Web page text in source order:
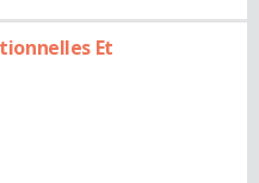
Et